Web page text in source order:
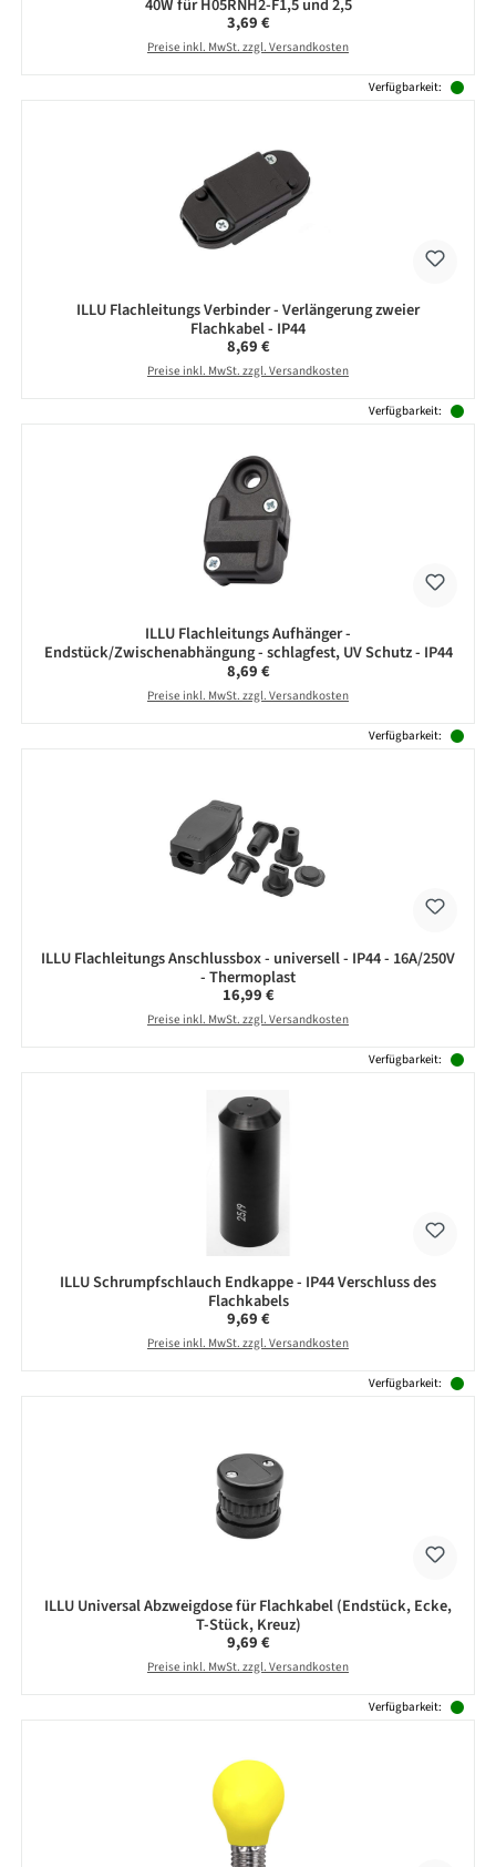
40W für H05RNH2-F1,5 und 2,5
Regulärer Preis:
3,69 €
Preise inkl. MwSt. zzgl. Versandkosten
Verfügbarkeit:
ILLU Flachleitungs Verbinder - Verlängerung zweier
Flachkabel - IP44
Regulärer Preis:
8,69 €
Preise inkl. MwSt. zzgl. Versandkosten
Verfügbarkeit:
ILLU Flachleitungs Aufhänger -
Endstück/Zwischenabhängung - schlagfest, UV Schutz - IP44
Regulärer Preis:
8,69 €
Preise inkl. MwSt. zzgl. Versandkosten
Verfügbarkeit:
ILLU Flachleitungs Anschlussbox - universell - IP44 - 16A/250V
- Thermoplast
Regulärer Preis:
16,99 €
Preise inkl. MwSt. zzgl. Versandkosten
Verfügbarkeit:
ILLU Schrumpfschlauch Endkappe - IP44 Verschluss des
Flachkabels
Regulärer Preis:
9,69 €
Preise inkl. MwSt. zzgl. Versandkosten
Verfügbarkeit:
ILLU Universal Abzweigdose für Flachkabel (Endstück, Ecke,
T-Stück, Kreuz)
Regulärer Preis:
9,69 €
Preise inkl. MwSt. zzgl. Versandkosten
Verfügbarkeit: